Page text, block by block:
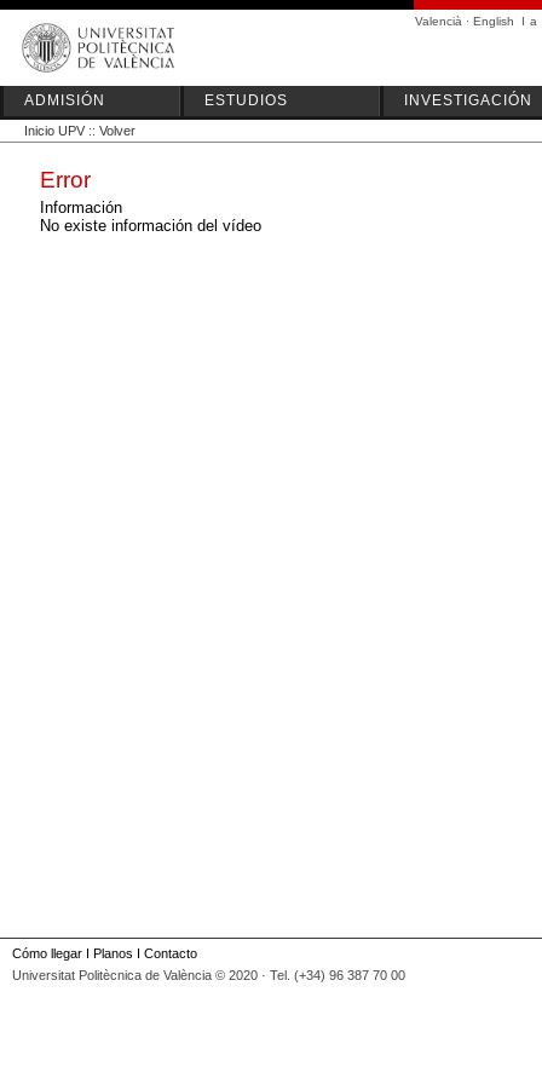
Valencià · English I a
ADMISIÓN ESTUDIOS INVESTIGACIÓN
Inicio UPV :: Volver
Error
Información
No existe información del vídeo
Cómo llegar I Planos I Contacto
Universitat Politècnica de València © 2020 · Tel. (+34) 96 387 70 00